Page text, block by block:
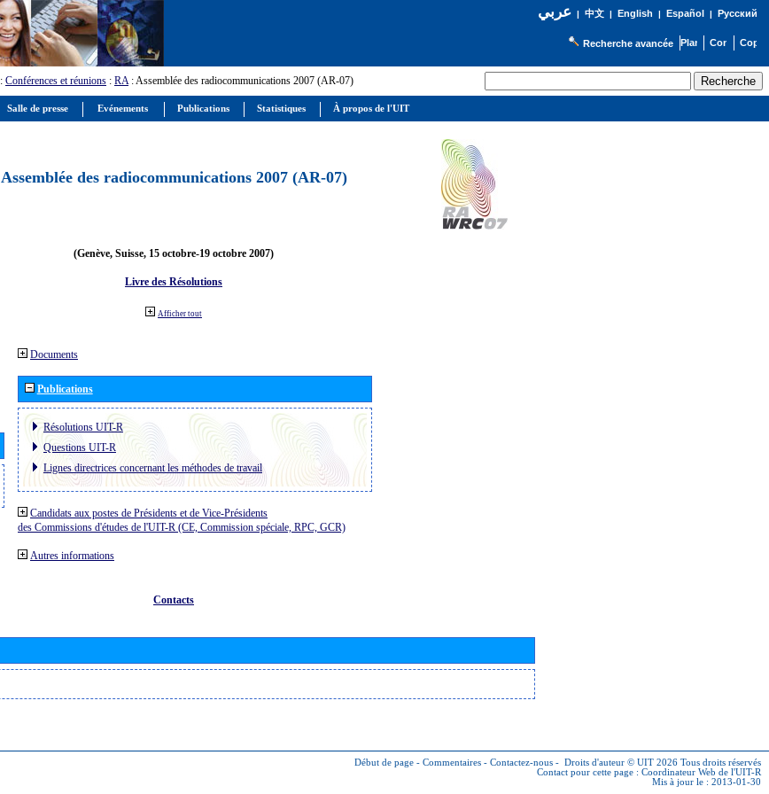
عربي| 中文| English | Español | Русский
Recherche avancée
: Conférences et réunions : RA: Assemblée des radiocommunications 2007 (AR-07)
Assemblée des radiocommunications 2007 (AR-07)
(Genève, Suisse, 15 octobre-19 octobre 2007)
Livre des Résolutions
Afficher tout
Documents
Publications
Résolutions UIT-R
Questions UIT-R
Lignes directrices concernant les méthodes de travail
Candidats aux postes de Présidents et de Vice-Présidents
des Commissions d'études de l'UIT-R (CE, Commission spéciale, RPC, GCR)
Autres informations
Contacts
Début de page - Commentaires - Contactez-nous - Droits d'auteur © UIT 2026 Tous droits réservés
Contact pour cette page : Coordinateur Web de l'UIT-R
Mis à jour le : 2013-01-30
Salle de presse Evénements Publications Statistiques À propos de l'UIT